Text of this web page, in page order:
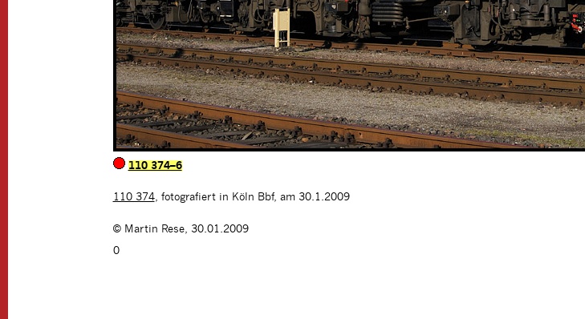
110 374–6
110 374, fotografiert in Köln Bbf, am 30.1.2009
© Martin Rese, 30.01.2009
0